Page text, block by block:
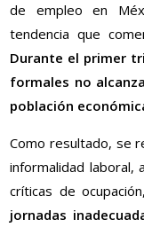
de empleo en
tendencia que
Durante el primer
formales no
población
Como resultado, se
informalidad laboral,
críticas de
jornadas